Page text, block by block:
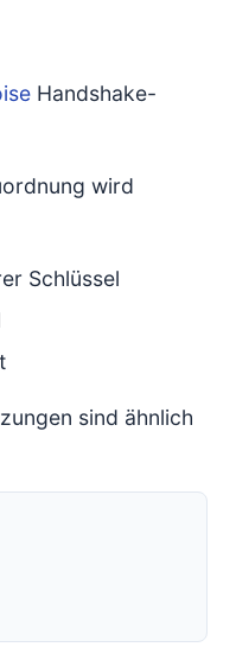
Handshake-
wird
Schlüssel
sind ähnlich